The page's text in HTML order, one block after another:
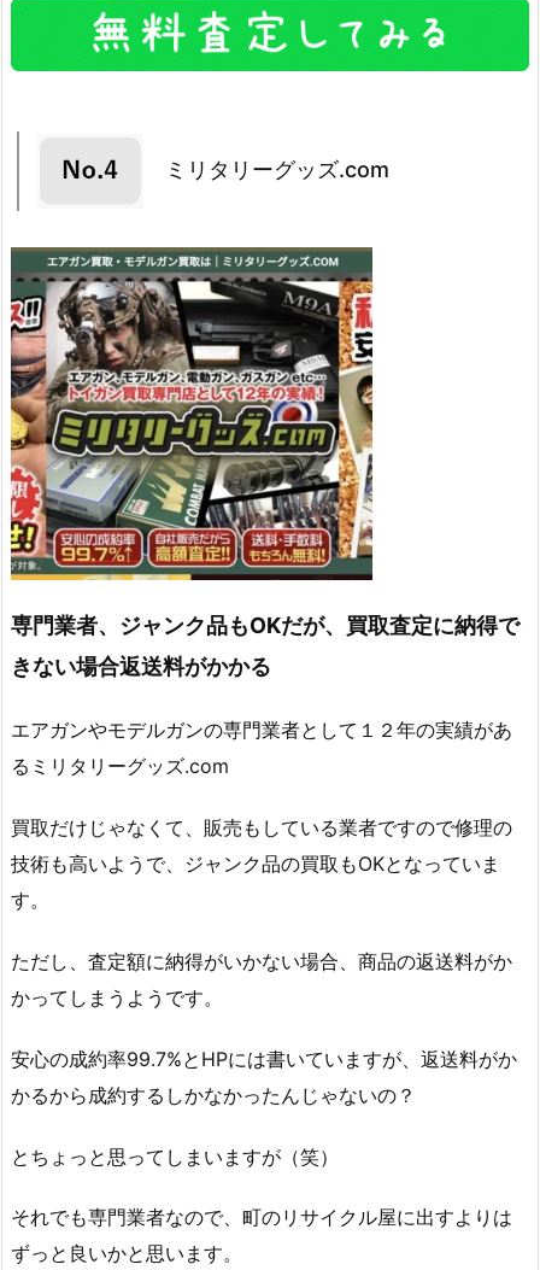
ミリタリーグッズ.com
専門業者、ジャンク品もOKだが、買取査定に納得で
きない場合返送料がかかる
エアガンやモデルガンの専門業者として１２年の実績があ
るミリタリーグッズ.com
買取だけじゃなくて、販売もしている業者ですので修理の
技術も高いようで、ジャンク品の買取もOKとなっていま
す。
ただし、査定額に納得がいかない場合、商品の返送料がか
かってしまうようです。
安心の成約率99.7%とHPには書いていますが、返送料がか
かるから成約するしかなかったんじゃないの？
とちょっと思ってしまいますが（笑）
それでも専門業者なので、町のリサイクル屋に出すよりは
ずっと良いかと思います。